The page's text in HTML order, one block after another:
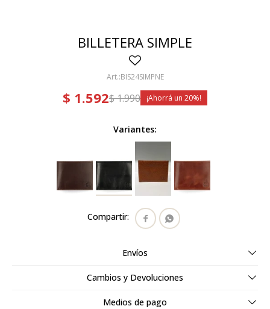
BILLETERA SIMPLE
BIS24SIMPNE
$ 1.592$1.990 20
Variantes:
 
Envíos
Cambios y Devoluciones
Medios de pago